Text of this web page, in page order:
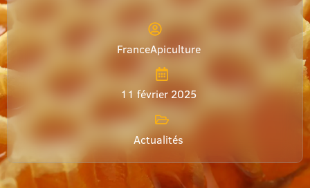
FranceApiculture
11 février 2025
Actualités